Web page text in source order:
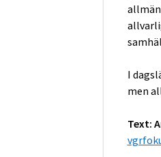
I
men
Text: